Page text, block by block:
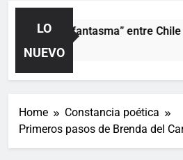
LO
NUEVO
partido “fantasma” entre Chile y
Días Ago
Home
Constancia poética
Primeros pasos de Brenda del